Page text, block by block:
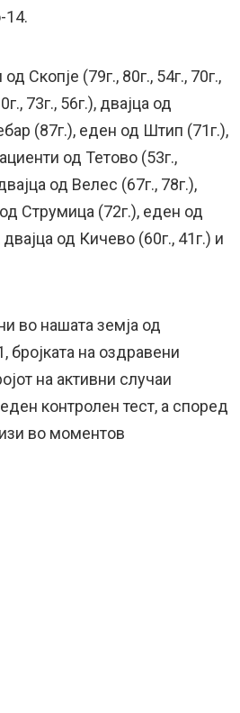
14.
Скопје (79г., 80г., 54г., 70г.,
73г., 56г.), двајца од
(87г.), еден од Штип (71г.),
од Тетово (53г.,
од Велес (67г., 78г.),
Струмица (72г.), еден од
од Кичево (60г., 41г.) и
во нашата земја од
бројката на оздравени
на активни случаи
контролен тест, а според
во моментов